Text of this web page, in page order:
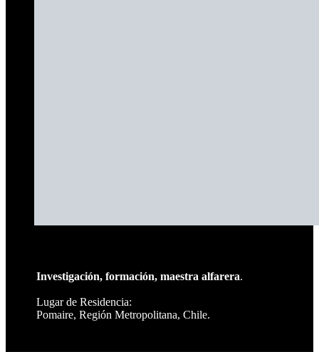
Investigación, formación, maestra alfarera.
Lugar de Residencia:
Pomaire, Región Metropolitana, Chile.